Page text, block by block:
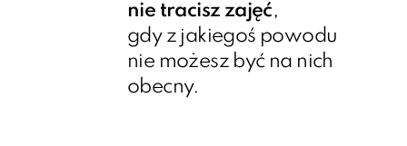
nie tracisz zajęć,
gdy z jakiegoś powodu
nie możesz być na nich
obecny.